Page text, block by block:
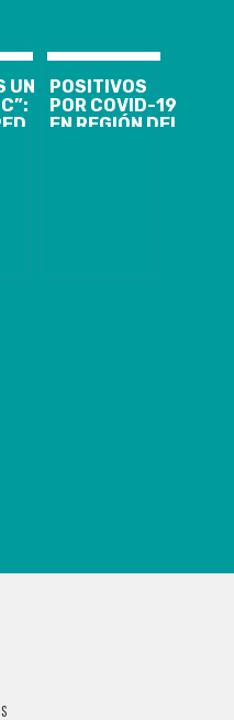
UN
POSITIVOS
POR COVID-19
EN REGIÓN DEL